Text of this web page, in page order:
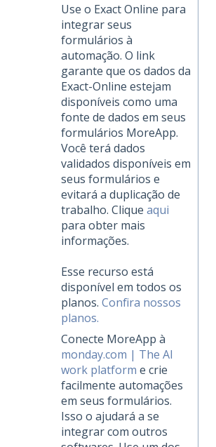
Use o Exact Online para
integrar seus
formulários à
automação. O link
garante que os dados da
Exact-Online estejam
disponíveis como uma
fonte de dados em seus
formulários MoreApp.
Você terá dados
validados disponíveis em
seus formulários e
evitará a duplicação de
trabalho. Cliqueaqui
para obter mais
informações.
Esse recurso está
disponível em todos os
planos.Confira nossos
planos.
Conecte MoreApp à
monday.com | The AI
work platform e crie
facilmente automações
em seus formulários.
Isso o ajudará a se
integrar com outros